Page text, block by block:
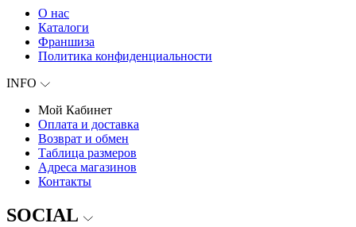
О нас
Каталоги
Франшиза
Политика конфиденциальности
INFO
Мой Кабинет
Оплата и доставка
Возврат и обмен
Таблица размеров
Адреса магазинов
Контакты
SOCIAL